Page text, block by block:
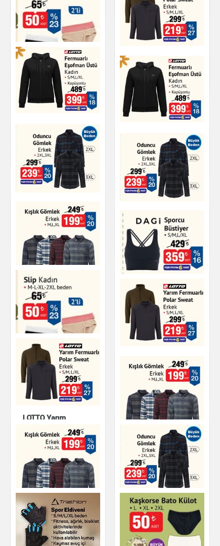
Giyim
Giyim
Giyim
Slip Kadın
Giyim
Yarım Fermuarlı
Polar Sweat
Giyim
Fermuarlı Eşofman
Üstü Kadın
Fermuarlı Eşofman
Üstü Kadın
Oduncu Gömlek
Erkek
Erkek
Giyim
Kışlık Gömlek
DAGİ Sporcu Büstiyer
Giyim
Slip Kadın
Giyim
Yarım Fermuarlı
Polar Sweat
LOTTO Yarım
Fermuarlı Polar
Sweat Erkek
Kışlık Gömlek
Giyim
Kışlık Gömlek
Oduncu Gömlek